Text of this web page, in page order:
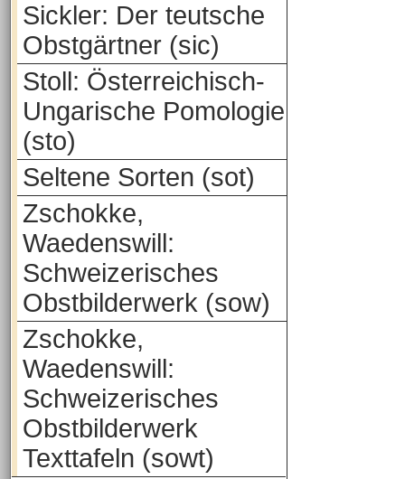
Sickler: Der teutsche
Obstgärtner (sic)
Stoll: Österreichisch-
Ungarische Pomologie
(sto)
Seltene Sorten (sot)
Zschokke,
Waedenswill:
Schweizerisches
Obstbilderwerk (sow)
Zschokke,
Waedenswill:
Schweizerisches
Obstbilderwerk
Texttafeln (sowt)